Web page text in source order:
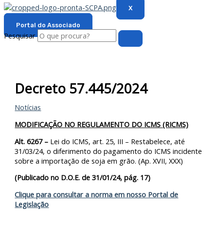
X
Portal do Associado
Pesquisar
Decreto 57.445/2024
Notícias
MODIFICAÇÃO NO REGULAMENTO DO ICMS (RICMS)
Alt. 6267 – Lei do ICMS, art. 25, III – Restabelece, até
31/03/24, o diferimento do pagamento do ICMS incidente
sobre a importação de soja em grão. (Ap. XVII, XXX)
(Publicado no D.O.E. de 31/01/24, pág. 17)
Clique para consultar a norma em nosso Portal de
Legislação